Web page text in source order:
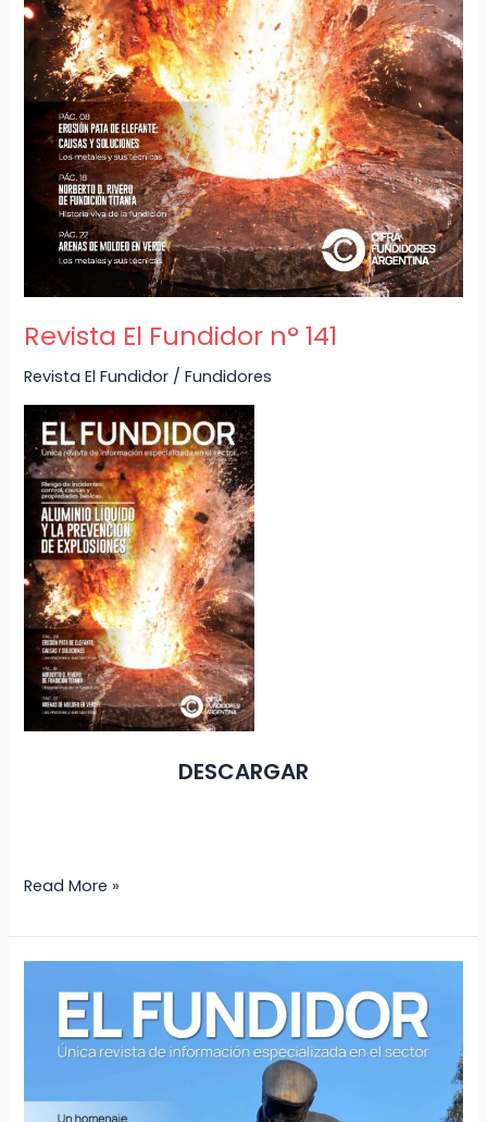
Revista El Fundidor n° 141
Revista El Fundidor /Fundidores
DESCARGAR
Read More »
Fundidor